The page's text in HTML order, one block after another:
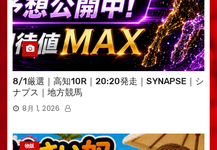
8/1厳選｜高知10R｜20:20発走｜SYNAPSE｜シ
ナプス｜地方競馬
8月 1, 2026
物販